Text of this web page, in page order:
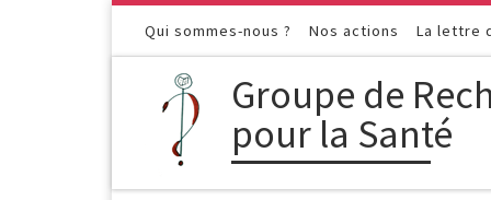
Passer au contenuQui sommes-nous ? Nos actions La lettre
Groupe de
pour la Santé